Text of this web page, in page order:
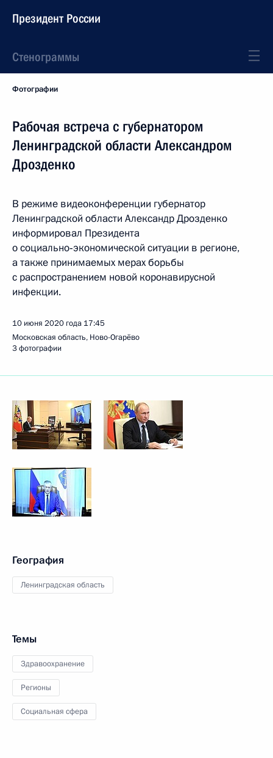
Президент России
Стенограммы
Фотографии
Рабочая встреча с губернатором
Ленинградской области Александром
Дрозденко
В режиме видеоконференции губернатор
Ленинградской области Александр Дрозденко
информировал Президента
о социально‑экономической ситуации в регионе,
а также принимаемых мерах борьбы
с распространением новой коронавирусной
инфекции.
10 июня 2020 года 17:45
Московская область, Ново-Огарёво
3 фотографии
География
Ленинградская область
Темы
Здравоохранение
Регионы
Социальная сфера